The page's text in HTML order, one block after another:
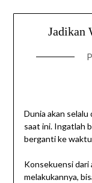
Jadikan
Dunia akan
saat ini. Ingatlah
berganti ke
Konsekuensi dari
melakukannya,